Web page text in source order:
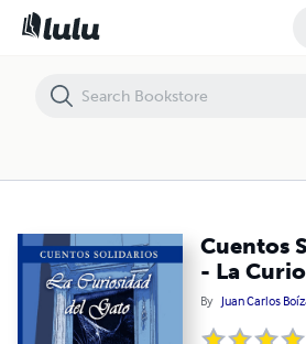
Cuentos
- La
By Juan Carlos
Cuentos Solidarios 2009 - La Curiosidad del